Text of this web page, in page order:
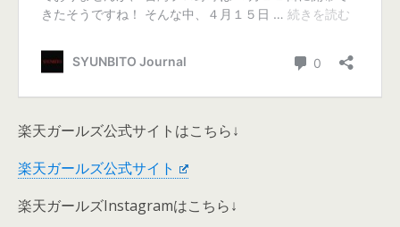
楽天ガールズ公式サイトはこちら↓
楽天ガールズ公式サイト
楽天ガールズInstagramはこちら↓